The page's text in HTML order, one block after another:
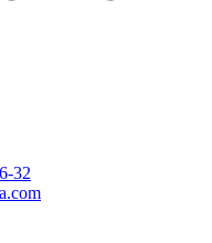
32